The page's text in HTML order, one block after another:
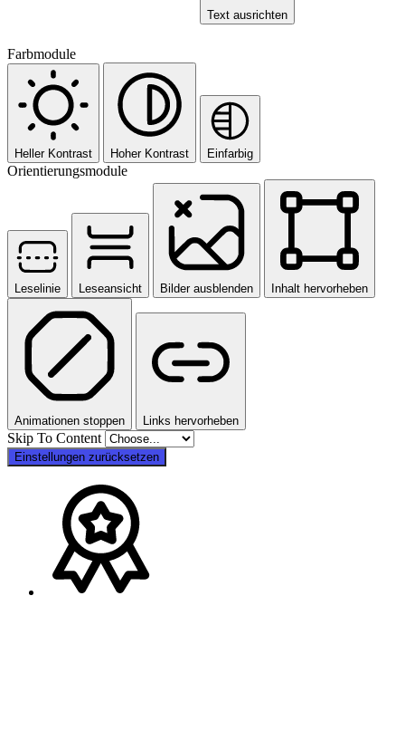
Text ausrichten
Farbmodule
Heller Kontrast Hoher Kontrast Einfarbig
Orientierungsmodule
Leselinie Leseansicht Bilder ausblenden Inhalt hervorheben
Animationen stoppen Links hervorheben
Skip To Content
Einstellungen zurücksetzen